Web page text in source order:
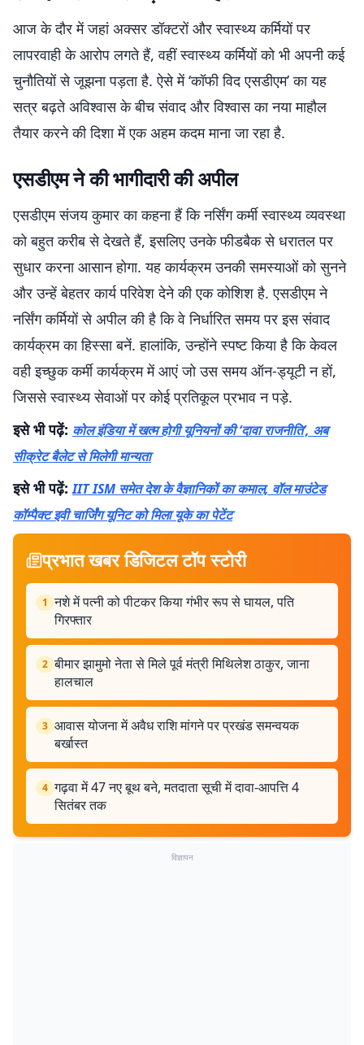
आज के दौर में जहां अक्सर डॉक्टरों और स्वास्थ्य कर्मियों पर
लापरवाही के आरोप लगते हैं, वहीं स्वास्थ्य कर्मियों को भी अपनी कई
चुनौतियों से जूझना पड़ता है. ऐसे में ‘कॉफी विद एसडीएम’ का यह
सत्र बढ़ते अविश्वास के बीच संवाद और विश्वास का नया माहौल
तैयार करने की दिशा में एक अहम कदम माना जा रहा है.
एसडीएम ने की भागीदारी की अपील
एसडीएम संजय कुमार का कहना हैं कि नर्सिंग कर्मी स्वास्थ्य व्यवस्था
को बहुत करीब से देखते हैं, इसलिए उनके फीडबैक से धरातल पर
सुधार करना आसान होगा. यह कार्यक्रम उनकी समस्याओं को सुनने
और उन्हें बेहतर कार्य परिवेश देने की एक कोशिश है. एसडीएम ने
नर्सिंग कर्मियों से अपील की है कि वे निर्धारित समय पर इस संवाद
कार्यक्रम का हिस्सा बनें. हालांकि, उन्होंने स्पष्ट किया है कि केवल
वही इच्छुक कर्मी कार्यक्रम में आएं जो उस समय ऑन-ड्यूटी न हों,
जिससे स्वास्थ्य सेवाओं पर कोई प्रतिकूल प्रभाव न पड़े.
इसे भी पढ़ें: कोल इंडिया में खत्म होगी यूनियनों की ‘दावा राजनीति’, अब
सीक्रेट बैलेट से मिलेगी मान्यता
इसे भी पढ़ें:IIT ISM समेत देश के वैज्ञानिकों का कमाल, वॉल माउंटेड
कॉम्पैक्ट इवी चार्जिंग यूनिट को मिला यूके का पेटेंट
प्रभात खबर डिजिटल टॉप स्टोरी
1 नशे में पत्नी को पीटकर किया गंभीर रूप से घायल, पति
गिरफ्तार
2 बीमार झामुमो नेता से मिले पूर्व मंत्री मिथिलेश ठाकुर, जाना
हालचाल
3 आवास योजना में अवैध राशि मांगने पर प्रखंड समन्वयक
बर्खास्त
4 गढ़वा में 47 नए बूथ बने, मतदाता सूची में दावा-आपत्ति 4
सितंबर तक
विज्ञापन